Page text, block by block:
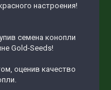
настроения!
семена конопли
Gold-Seeds!
оценив качество